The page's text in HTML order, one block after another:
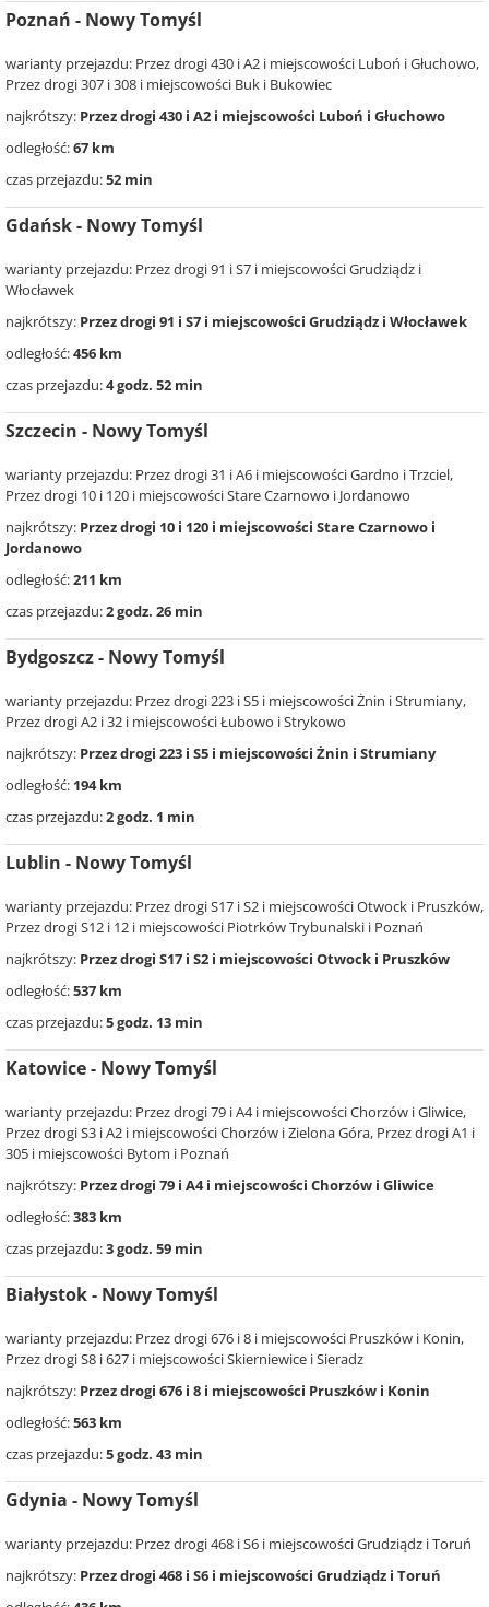
Poznań - Nowy Tomyśl
warianty przejazdu: Przez drogi 430 i A2 i miejscowości Luboń i Głuchowo,
Przez drogi 307 i 308 i miejscowości Buk i Bukowiec
najkrótszy: Przez drogi 430 i A2 i miejscowości Luboń i Głuchowo
odległość:67 km
czas przejazdu:52 min
Gdańsk - Nowy Tomyśl
warianty przejazdu: Przez drogi 91 i S7 i miejscowości Grudziądz i
Włocławek
najkrótszy: Przez drogi 91 i S7 i miejscowości Grudziądz i Włocławek
odległość:456 km
czas przejazdu:4 godz. 52 min
Szczecin - Nowy Tomyśl
warianty przejazdu: Przez drogi 31 i A6 i miejscowości Gardno i Trzciel,
Przez drogi 10 i 120 i miejscowości Stare Czarnowo i Jordanowo
najkrótszy: Przez drogi 10 i 120 i miejscowości Stare Czarnowo i
Jordanowo
odległość:211 km
czas przejazdu:2 godz. 26 min
Bydgoszcz - Nowy Tomyśl
warianty przejazdu: Przez drogi 223 i S5 i miejscowości Żnin i Strumiany,
Przez drogi A2 i 32 i miejscowości Łubowo i Strykowo
najkrótszy: Przez drogi 223 i S5 i miejscowości Żnin i Strumiany
odległość: 194 km
czas przejazdu:2 godz. 1 min
Lublin - Nowy Tomyśl
warianty przejazdu: Przez drogi S17 i S2 i miejscowości Otwock i Pruszków,
Przez drogi S12 i 12 i miejscowości Piotrków Trybunalski i Poznań
najkrótszy: Przez drogi S17 i S2 i miejscowości Otwock i Pruszków
odległość:537 km
czas przejazdu:5 godz. 13 min
Katowice - Nowy Tomyśl
warianty przejazdu: Przez drogi 79 i A4 i miejscowości Chorzów i Gliwice,
Przez drogi S3 i A2 i miejscowości Chorzów i Zielona Góra, Przez drogi A1 i
305 i miejscowości Bytom i Poznań
najkrótszy: Przez drogi 79 i A4 i miejscowości Chorzów i Gliwice
odległość:383 km
czas przejazdu:3 godz. 59 min
Białystok - Nowy Tomyśl
warianty przejazdu: Przez drogi 676 i 8 i miejscowości Pruszków i Konin,
Przez drogi S8 i 627 i miejscowości Skierniewice i Sieradz
najkrótszy: Przez drogi 676 i 8 i miejscowości Pruszków i Konin
odległość:563 km
czas przejazdu:5 godz. 43 min
Gdynia - Nowy Tomyśl
warianty przejazdu: Przez drogi 468 i S6 i miejscowości Grudziądz i Toruń
najkrótszy: Przez drogi 468 i S6 i miejscowości Grudziądz i Toruń